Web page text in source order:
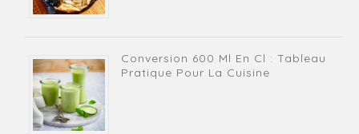
Conversion 600 Ml En Cl : Tableau
Pratique Pour La Cuisine